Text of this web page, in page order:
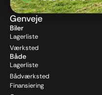
Genveje
Biler
Lagerliste
Værksted
Både
Lagerliste
Bådværksted
Finansiering